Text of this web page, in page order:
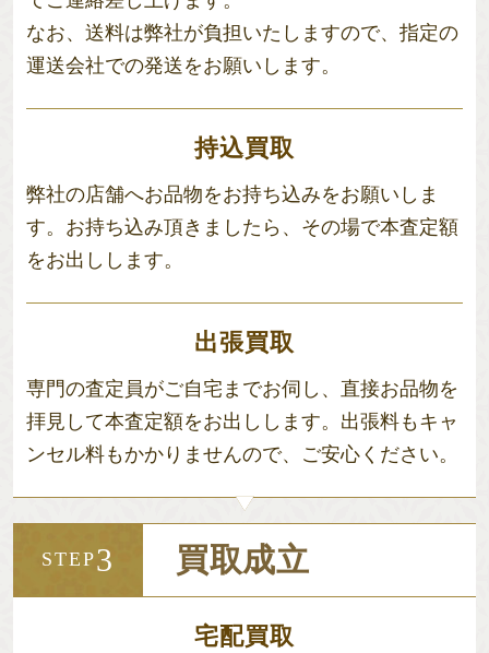
なお、送料は弊社が負担いたしますので、指定の
運送会社での発送をお願いします。
持込買取
弊社の店舗へお品物をお持ち込みをお願いしま
す。お持ち込み頂きましたら、その場で本査定額
をお出しします。
出張買取
専門の査定員がご自宅までお伺し、直接お品物を
拝見して本査定額をお出しします。出張料もキャ
ンセル料もかかりませんので、ご安心ください。
STEP3 買取成立
宅配買取